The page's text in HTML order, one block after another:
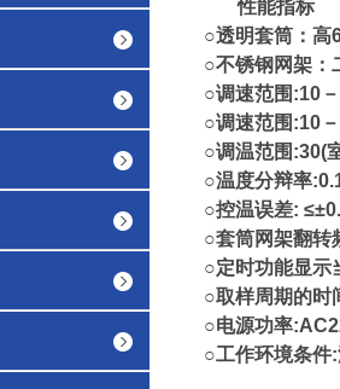
性能指标
○透明套筒：高
○不锈钢网架：
○调速范围:10
○调速范围:10
○调温范围:30(
○温度分辩率
○控温误差:
○套筒网架翻转
○定时功能显示
○取样周期的时
○电源功率
○工作环境条